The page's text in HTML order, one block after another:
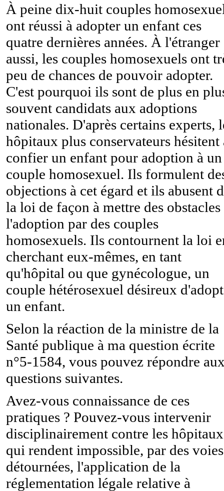
À peine dix-huit couples
ont réussi à adopter un enfant ces
quatre dernières années. À l'étranger
aussi, les couples homosexuels ont
peu de chances de pouvoir adopter.
C'est pourquoi ils sont de plus en
souvent candidats aux adoptions
nationales. D'après certains experts,
hôpitaux plus conservateurs hésitent
confier un enfant pour adoption à un
couple homosexuel. Ils formulent
objections à cet égard et ils abusent
la loi de façon à mettre des obstacles
l'adoption par des couples
homosexuels. Ils contournent la loi
cherchant eux-mêmes, en tant
qu'hôpital ou que gynécologue, un
couple hétérosexuel désireux
un enfant.
Selon la réaction de la ministre de la
Santé publique à ma question écrite
n°5-1584, vous pouvez répondre
questions suivantes.
Avez-vous connaissance de ces
pratiques ? Pouvez-vous intervenir
disciplinairement contre les hôpitaux
qui rendent impossible, par des voies
détournées, l'application de la
réglementation légale relative à